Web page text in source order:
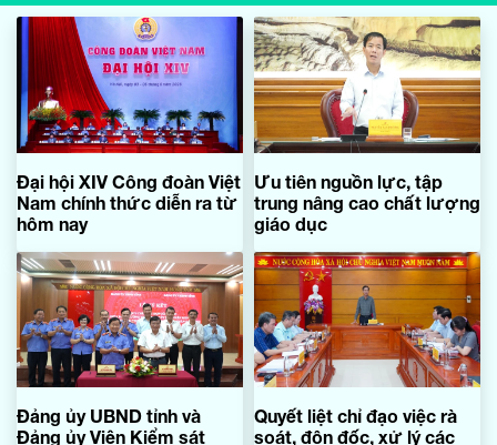
Đại hội XIV Công đoàn Việt
Nam chính thức diễn ra từ
hôm nay
Ưu tiên nguồn lực, tập
trung nâng cao chất lượng
giáo dục
Đảng ủy UBND tỉnh và
Đảng ủy Viện Kiểm sát
Quyết liệt chỉ đạo việc rà
soát, đôn đốc, xử lý các